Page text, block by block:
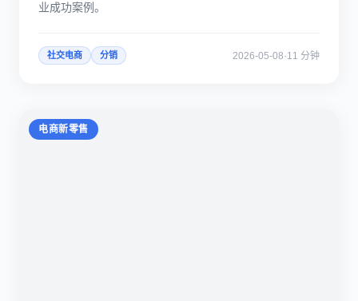
业成功案例。
社交电商 分销 2026-05-08·11 分钟
电商新零售